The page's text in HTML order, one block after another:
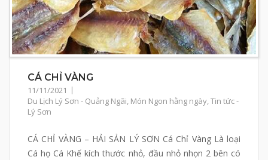
CÁ CHỈ VÀNG
11/11/2021
Du Lịch Lý Sơn - Quảng Ngãi, Món Ngon hằng ngày,Tin tức -
Lý Sơn
CÁ CHỈ VÀNG – HẢI SẢN LÝ SƠN Cá Chỉ Vàng Là loại
Cá họ Cá Khế kích thước nhỏ, đầu nhỏ nhọn 2 bên có